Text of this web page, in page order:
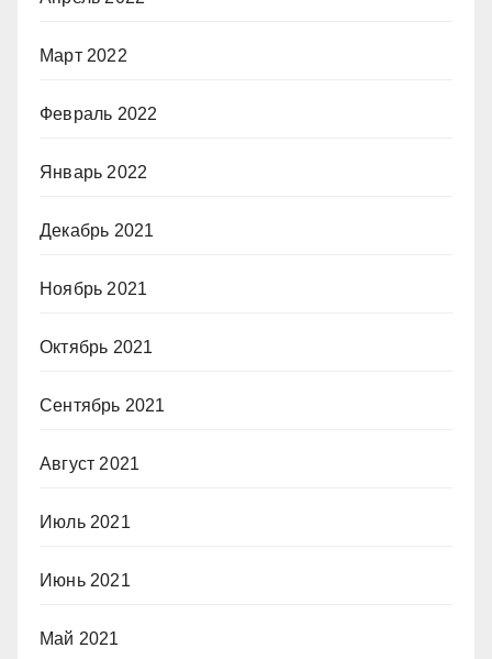
Март 2022
Февраль 2022
Январь 2022
Декабрь 2021
Ноябрь 2021
Октябрь 2021
Сентябрь 2021
Август 2021
Июль 2021
Июнь 2021
Май 2021